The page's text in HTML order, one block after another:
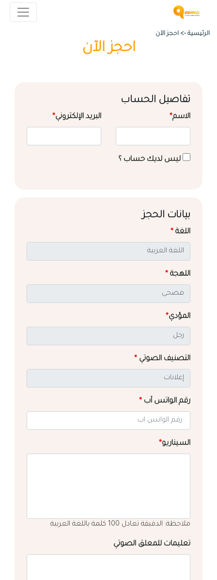
الرئيسية -> احجز الآن
احجز الآن
تفاصيل الحساب
الاسم* البريد الإلكتروني*
ليس لديك حساب ؟
بيانات الحجز
اللغة *
اللهجة *
المؤدي*
التصنيف الصوتي *
رقم الواتس آب *
السيناريو*
ملاحظة: الدقيقة تعادل 100 كلمة باللغة العربية
تعليمات للمعلق الصوتي